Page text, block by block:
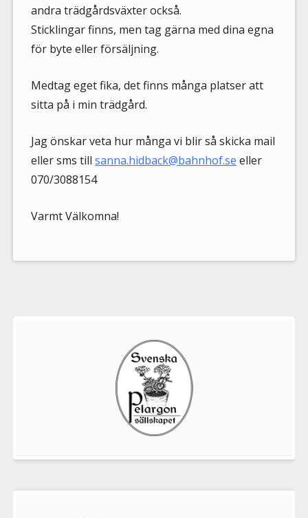
andra trädgårdsväxter också.
Sticklingar finns, men tag gärna med dina egna
för byte eller försäljning.
Medtag eget fika, det finns många platser att
sitta på i min trädgård.
Jag önskar veta hur många vi blir så skicka mail
eller sms tillsanna.hidback@bahnhof.se eller
070/3088154
Varmt Välkomna!
Pelargonsällskapets